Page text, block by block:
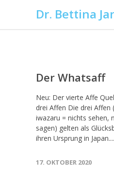
Dr. Bettina
Der Whatsaff
Neu: Der vierte Affe
drei Affen Die drei Affen
iwazaru = nichts sehen,
sagen) gelten als
ihren Ursprung in Japan....
17. OKTOBER 2020